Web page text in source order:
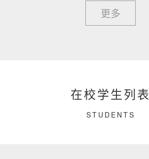
更多
在校学生列表
STUDENTS